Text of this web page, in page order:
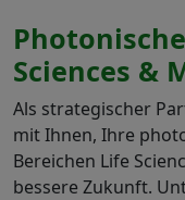
Sciences &
Als strategischer
mit Ihnen, Ihre
Bereichen Life
bessere Zukunft.